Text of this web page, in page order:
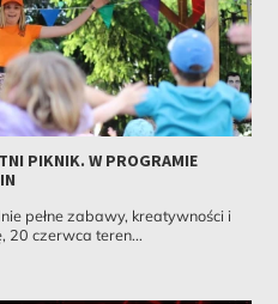
PIKNIK. W PROGRAMIE
pełne zabawy, kreatywności i
20 czerwca teren...